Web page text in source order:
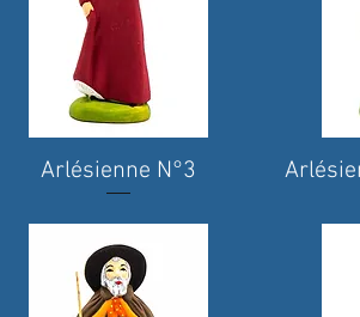
Quick View
Arlésienne N°3